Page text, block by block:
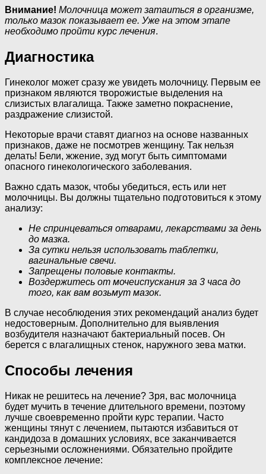
Внимание! Молочница может затаиться в организме,
только мазок показывает ее. Уже на этом этапе
необходимо пройти курс лечения.
Диагностика
Гинеколог может сразу же увидеть молочницу. Первым ее
признаком являются творожистые выделения на
слизистых влагалища. Также заметно покраснение,
раздражение слизистой.
Некоторые врачи ставят диагноз на основе названных
признаков, даже не посмотрев женщину. Так нельзя
делать! Бели, жжение, зуд могут быть симптомами
опасного гинекологического заболевания.
Важно сдать мазок, чтобы убедиться, есть или нет
молочницы. Вы должны тщательно подготовиться к этому
анализу:
Не спринцеваться отварами, лекарствами за день
до мазка.
За сутки нельзя использовать таблетки,
вагинальные свечи.
Запрещены половые контакты.
Воздержитесь от мочеиспускания за 3 часа до
того, как вам возьмут мазок.
В случае несоблюдения этих рекомендаций анализ будет
недостоверным. Дополнительно для выявления
возбудителя назначают бактериальный посев. Он
берется с влагалищных стенок, наружного зева матки.
Способы лечения
Никак не решитесь на лечение? Зря, вас молочница
будет мучить в течение длительного времени, поэтому
лучше своевременно пройти курс терапии. Часто
женщины тянут с лечением, пытаются избавиться от
кандидоза в домашних условиях, все заканчивается
серьезными осложнениями. Обязательно пройдите
комплексное лечение: